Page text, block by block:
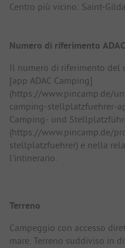
Centro più vicino: Saint-
Numero di riferimento
Il numero di riferimento del
[app ADAC Camping]
(https://www.pincamp.de/
camping-stellplatzfuehrer-
Camping- und
(https://www.pincamp.de/
stellplatzfuehrer) e nella
l'intinerario.
Terreno
Campeggio con accesso
mare. Terreno suddiviso in